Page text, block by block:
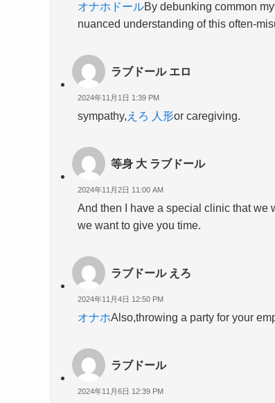
オナホドールBy debunking common
nuanced understanding of this often-
ラブドール エロ
2024年11月1日 1:39 PM
sympathy, えろ 人形or caregiving.
等身 大 ラブドール
2024年11月2日 11:00 AM
And then I have a special clinic that we
we want to give you time.
ラブドール えろ
2024年11月4日 12:50 PM
オナホAlso,throwing a party for your
ラブドール
2024年11月6日 12:39 PM